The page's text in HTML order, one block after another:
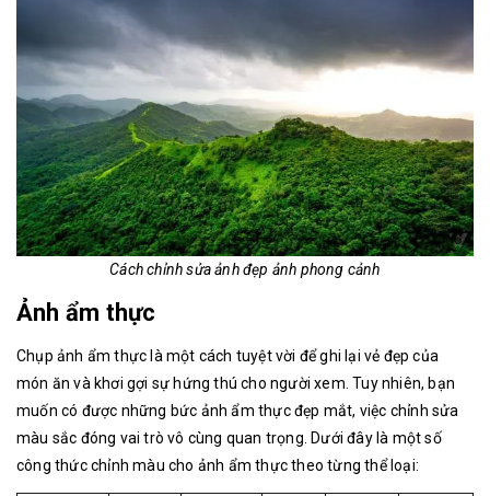
Cách chỉnh sửa ảnh đẹp ảnh phong cảnh
Ảnh ẩm thực
Chụp ảnh ẩm thực là một cách tuyệt vời để ghi lại vẻ đẹp của
món ăn và khơi gợi sự hứng thú cho người xem. Tuy nhiên, bạn
muốn có được những bức ảnh ẩm thực đẹp mắt, việc chỉnh sửa
màu sắc đóng vai trò vô cùng quan trọng. Dưới đây là một số
công thức chỉnh màu cho ảnh ẩm thực theo từng thể loại: